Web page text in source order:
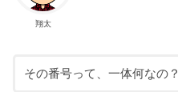
翔太
その番号って、一体何なの？